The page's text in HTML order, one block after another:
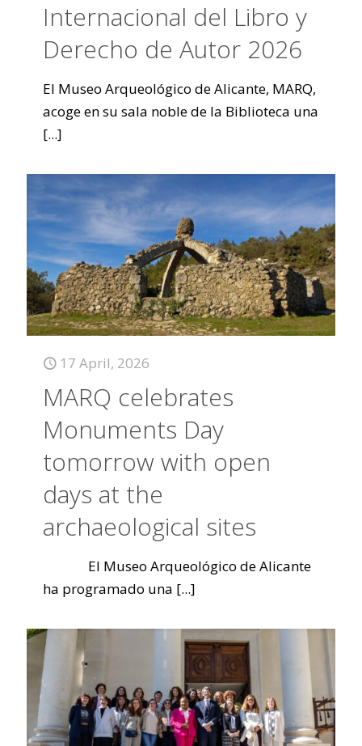
Internacional del Libro y
Derecho de Autor 2026
El Museo Arqueológico de Alicante, MARQ,
acoge en su sala noble de la Biblioteca una
[...]
17 April, 2026
MARQ celebrates
Monuments Day
tomorrow with open
days at the
archaeological sites
El Museo Arqueológico de Alicante
ha programado una [...]